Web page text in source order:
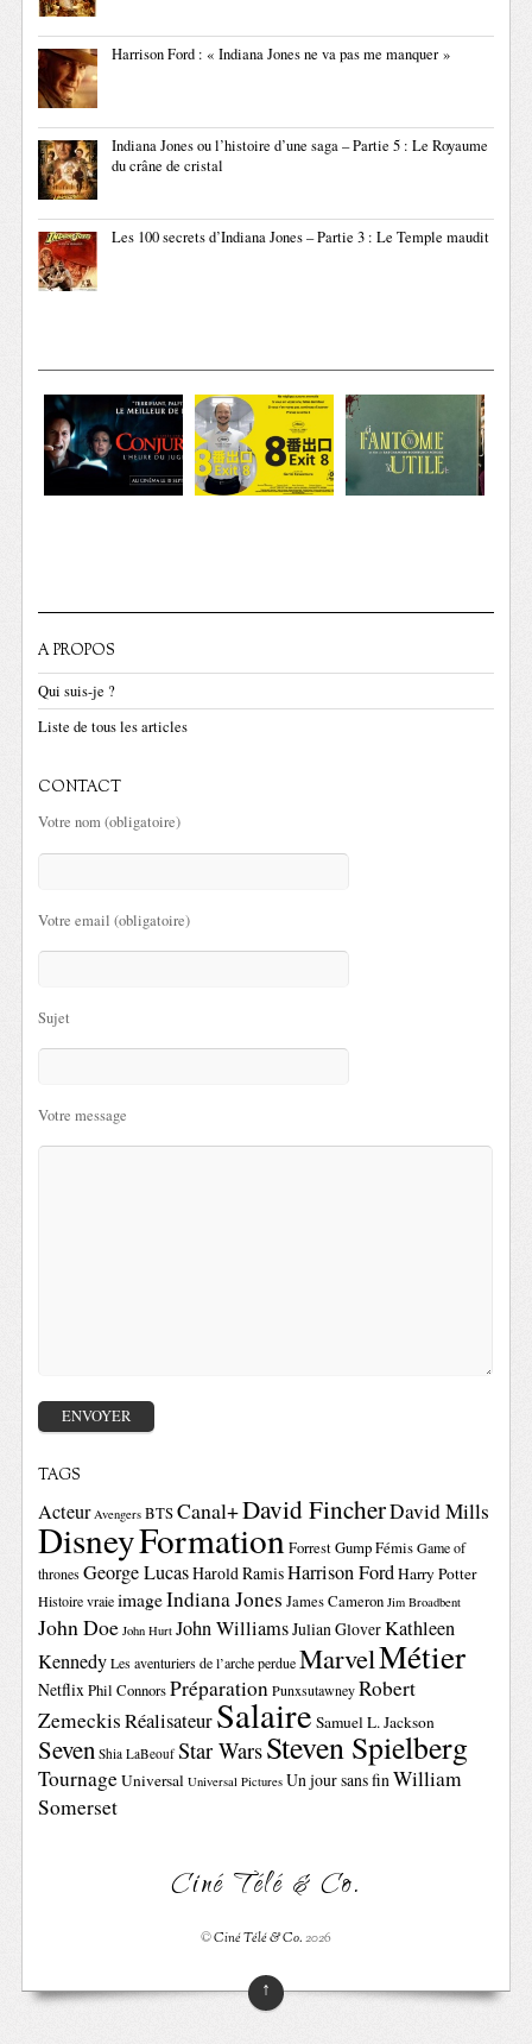
Harrison Ford : « Indiana Jones ne va pas me manquer »
Indiana Jones ou l’histoire d’une saga – Partie 5 : Le Royaume
du crâne de cristal
Les 100 secrets d’Indiana Jones – Partie 3 : Le Temple maudit
A PROPOS
Qui suis-je ?
Liste de tous les articles
CONTACT
Votre nom (obligatoire)
Votre email (obligatoire)
Sujet
Votre message
TAGS
Acteur Avengers BTSCanal+David FincherDavid Mills
DisneyFormationForrest GumpFémis Game of
thrones George LucasHarold RamisHarrison FordHarry Potter
Histoire vraie imageIndiana Jones James Cameron Jim Broadbent
John Doe John Hurt John WilliamsJulian GloverKathleen
Kennedy Les aventuriers de l’arche perdue MarvelMétier
NetflixPhil ConnorsPréparation Punxsutawney Robert
ZemeckisRéalisateurSalaire Samuel L. Jackson
Seven Shia LaBeouf Star WarsSteven Spielberg
TournageUniversal Universal Pictures Un jour sans finWilliam
Somerset
Ciné Télé & Co.
©Ciné Télé & Co.2026
↑